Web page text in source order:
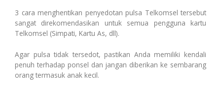
3 cara menghentikan penyedotan pulsa Telkomsel tersebut
sangat direkomendasikan untuk semua pengguna kartu
Telkomsel (Simpati, Kartu As, dll).
Agar pulsa tidak tersedot, pastikan Anda memiliki kendali
penuh terhadap ponsel dan jangan diberikan ke sembarang
orang termasuk anak kecil.